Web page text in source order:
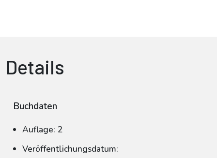
Details
Buchdaten
Auflage: 2
Veröffentlichungsdatum: